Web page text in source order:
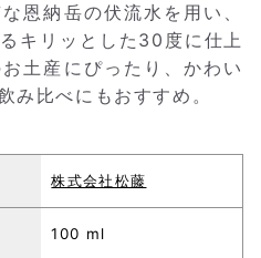
恩納岳の伏流水を用い、
キリッとした30度に仕上
土産にぴったり、かわい
み比べにもおすすめ。
株式会社松藤
100 ml